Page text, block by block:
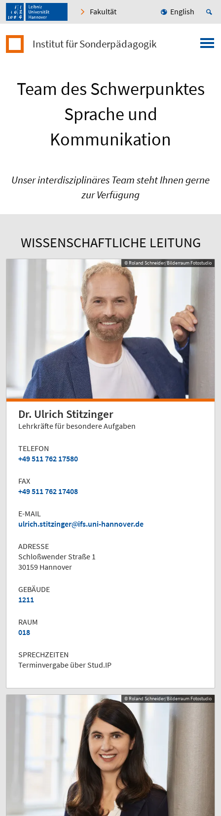
Fakultät English
Institut für Sonderpädagogik
Team des Schwerpunktes
Sprache und
Kommunikation
Unser interdisziplinäres Team steht Ihnen gerne
zur Verfügung
WISSENSCHAFTLICHE LEITUNG
© Roland Schneider/Bilderraum Fotostudio
Dr. Ulrich Stitzinger
Lehrkräfte für besondere Aufgaben
TELEFON
+49 511 762 17580
FAX
+49 511 762 17408
E-MAIL
ulrich.stitzinger
ifs.uni-hannover.de
ADRESSE
Schloßwender Straße 1
30159 Hannover
GEBÄUDE
1211
RAUM
018
SPRECHZEITEN
Terminvergabe über Stud.IP
© Roland Schneider/Bilderraum Fotostudio